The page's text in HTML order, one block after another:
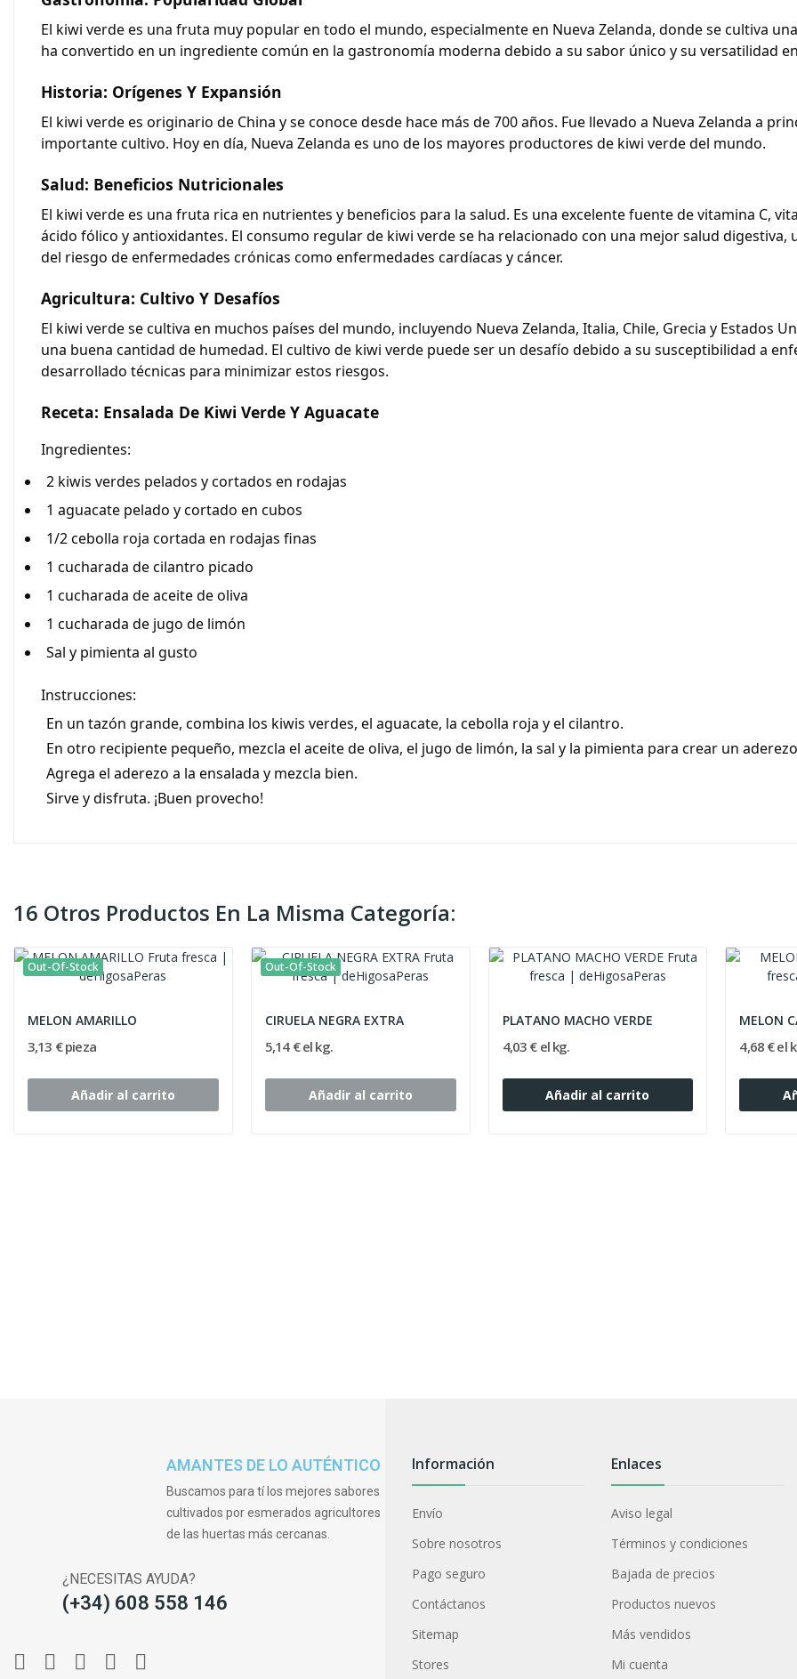
El kiwi verde es una fruta muy popular en todo el mundo, especialmente en Nueva Zelanda, donde se cultiva
ha convertido en un ingrediente común en la gastronomía moderna debido a su sabor único y su versatilidad
Historia: Orígenes Y Expansión
El kiwi verde es originario de China y se conoce desde hace más de 700 años. Fue llevado a Nueva Zelanda a
importante cultivo. Hoy en día, Nueva Zelanda es uno de los mayores productores de kiwi verde del mundo.
Salud: Beneficios Nutricionales
El kiwi verde es una fruta rica en nutrientes y beneficios para la salud. Es una excelente fuente de vitamina C,
ácido fólico y antioxidantes. El consumo regular de kiwi verde se ha relacionado con una mejor salud
del riesgo de enfermedades crónicas como enfermedades cardíacas y cáncer.
Agricultura: Cultivo Y Desafíos
El kiwi verde se cultiva en muchos países del mundo, incluyendo Nueva Zelanda, Italia, Chile, Grecia y Estados
una buena cantidad de humedad. El cultivo de kiwi verde puede ser un desafío debido a su susceptibilidad a
desarrollado técnicas para minimizar estos riesgos.
Receta: Ensalada De Kiwi Verde Y Aguacate
Ingredientes:
2 kiwis verdes pelados y cortados en rodajas
1 aguacate pelado y cortado en cubos
1/2 cebolla roja cortada en rodajas finas
1 cucharada de cilantro picado
1 cucharada de aceite de oliva
1 cucharada de jugo de limón
Sal y pimienta al gusto
Instrucciones:
En un tazón grande, combina los kiwis verdes, el aguacate, la cebolla roja y el cilantro.
En otro recipiente pequeño, mezcla el aceite de oliva, el jugo de limón, la sal y la pimienta para crear un
Agrega el aderezo a la ensalada y mezcla bien.
Sirve y disfruta. ¡Buen provecho!
16 Otros Productos En La Misma Categoría:
Out-Of-Stock
MELON AMARILLO
3,13 € pieza
Añadir al carrito
Out-Of-Stock
CIRUELA NEGRA EXTRA
5,14 € el kg.
Añadir al carrito
PLATANO MACHO VERDE
4,03 € el kg.
Añadir al carrito
MELON
4,68 € el
AMANTES DE LO AUTÉNTICO
Buscamos para tí los mejores sabores
cultivados por esmerados agricultores
de las huertas más cercanas.
¿NECESITAS AYUDA?
(+34) 608 558 146
Información
Envío
Sobre nosotros
Pago seguro
Contáctanos
Sitemap
Stores
Enlaces
Aviso legal
Términos y condiciones
Bajada de precios
Productos nuevos
Más vendidos
Mi cuenta